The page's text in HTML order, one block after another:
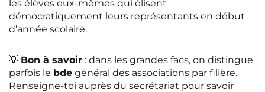
les élèves eux-mêmes qui élisent
démocratiquement leurs représentants en début
d’année scolaire.
💡 Bon à savoir : dans les grandes facs, on distingue
parfois le bde général des associations par filière.
Renseigne-toi auprès du secrétariat pour savoir